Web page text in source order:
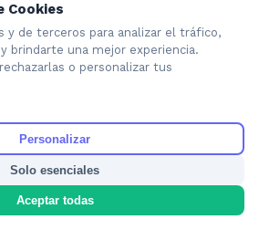
Nosotros
Términos
de Contenido
Cookies
y de terceros para analizar el tráfico,
brindarte una mejor experiencia.
o personalizar tus
Personalizar
Solo esenciales
Aceptar todas